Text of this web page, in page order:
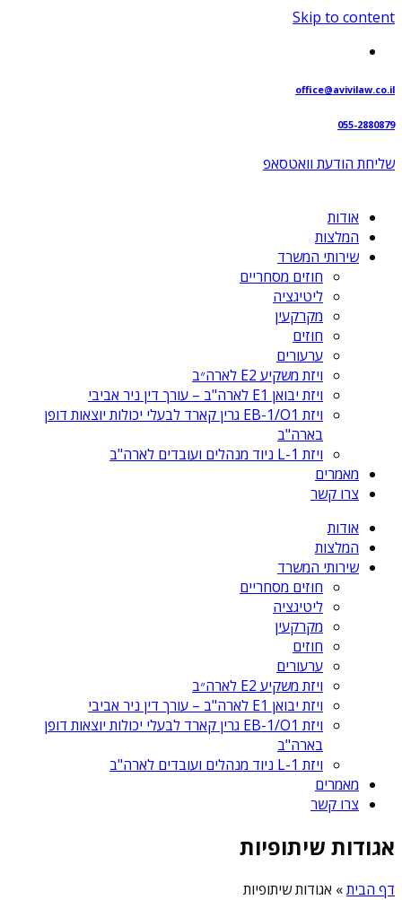
Skip to content
office@avivilaw.co.il
055-2880879
שליחת הודעת וואטסאפ⁩
אודות
המלצות
שירותי המשרד
חוזים מסחריים
ליטיגציה
מקרקעין
חוזים
ערעורים
ויזת משקיע E2 לארה״ב
ויזת יבואן E1 לארה"ב – עורך דין ניר אביבי
ויזת EB-1/O1 גרין קארד לבעלי יכולות יוצאות דופן
בארה"ב
ויזת L-1 ניוד מנהלים ועובדים לארה"ב
מאמרים
צרו קשר
אודות
המלצות
שירותי המשרד
חוזים מסחריים
ליטיגציה
מקרקעין
חוזים
ערעורים
ויזת משקיע E2 לארה״ב
ויזת יבואן E1 לארה"ב – עורך דין ניר אביבי
ויזת EB-1/O1 גרין קארד לבעלי יכולות יוצאות דופן
בארה"ב
ויזת L-1 ניוד מנהלים ועובדים לארה"ב
מאמרים
צרו קשר
אגודות שיתופיות
דף הבית» אגודות שיתופיות